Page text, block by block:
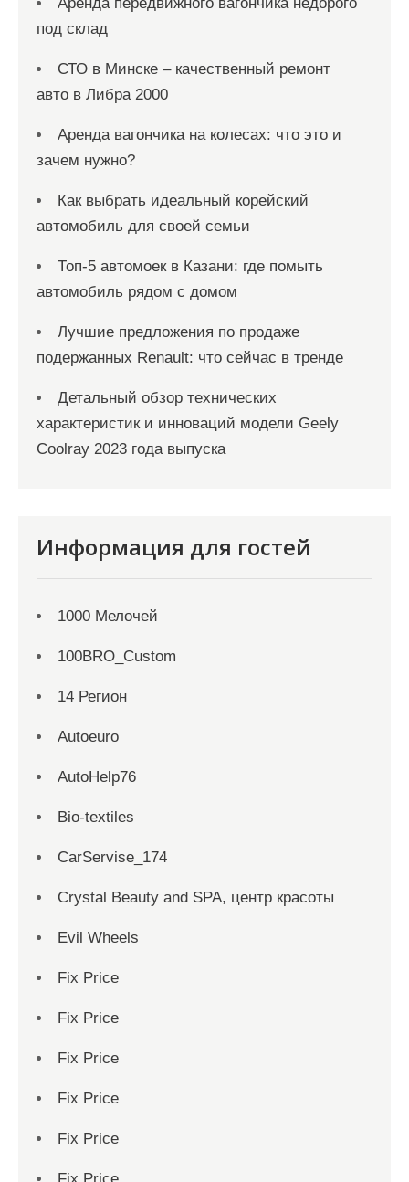
под склад
СТО в Минске – качественный ремонт
авто в Либра 2000
Аренда вагончика на колесах: что это и
зачем нужно?
Как выбрать идеальный корейский
автомобиль для своей семьи
Топ-5 автомоек в Казани: где помыть
автомобиль рядом с домом
Лучшие предложения по продаже
подержанных Renault: что сейчас в тренде
Детальный обзор технических
характеристик и инноваций модели Geely
Coolray 2023 года выпуска
Информация для гостей
1000 Мелочей
100BRO_Custom
14 Регион
Autoeuro
AutoHelp76
Bio-textiles
CarServise_174
Crystal Beauty and SPA, центр красоты
Evil Wheels
Fix Price
Fix Price
Fix Price
Fix Price
Fix Price